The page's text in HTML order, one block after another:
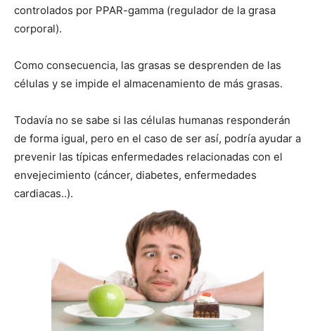
controlados por PPAR-gamma (regulador de la grasa
corporal).
Como consecuencia, las grasas se desprenden de las
células y se impide el almacenamiento de más grasas.
Todavía no se sabe si las células humanas responderán
de forma igual, pero en el caso de ser así, podría ayudar a
prevenir las típicas enfermedades relacionadas con el
envejecimiento (cáncer, diabetes, enfermedades
cardiacas..).